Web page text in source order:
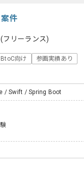
件
(フリーランス)
BtoC向け
参画実績あり
/ Swift / Spring Boot